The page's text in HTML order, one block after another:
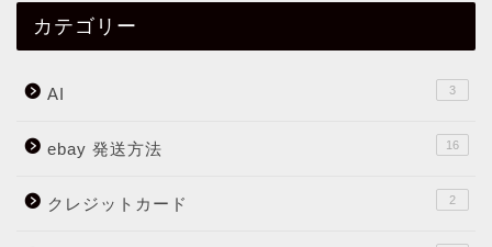
カテゴリー
AI 3
ebay 発送方法 16
クレジットカード 2